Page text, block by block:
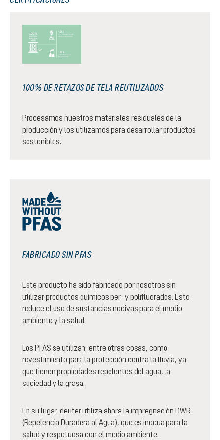
100% DE RETAZOS DE TELA REUTILIZADOS
Procesamos nuestros materiales residuales de la
producción y los utilizamos para desarrollar productos
sostenibles.
FABRICADO SIN PFAS
Este producto ha sido fabricado por nosotros sin
utilizar productos químicos per- y polifluorados. Esto
reduce el uso de sustancias nocivas para el medio
ambiente y la salud.
Los PFAS se utilizan, entre otras cosas, como
revestimiento para la protección contra la lluvia, ya
que tienen propiedades repelentes del agua, la
suciedad y la grasa.
En su lugar, deuter utiliza ahora la impregnación DWR
(Repelencia Duradera al Agua), que es inocua para la
salud y respetuosa con el medio ambiente.